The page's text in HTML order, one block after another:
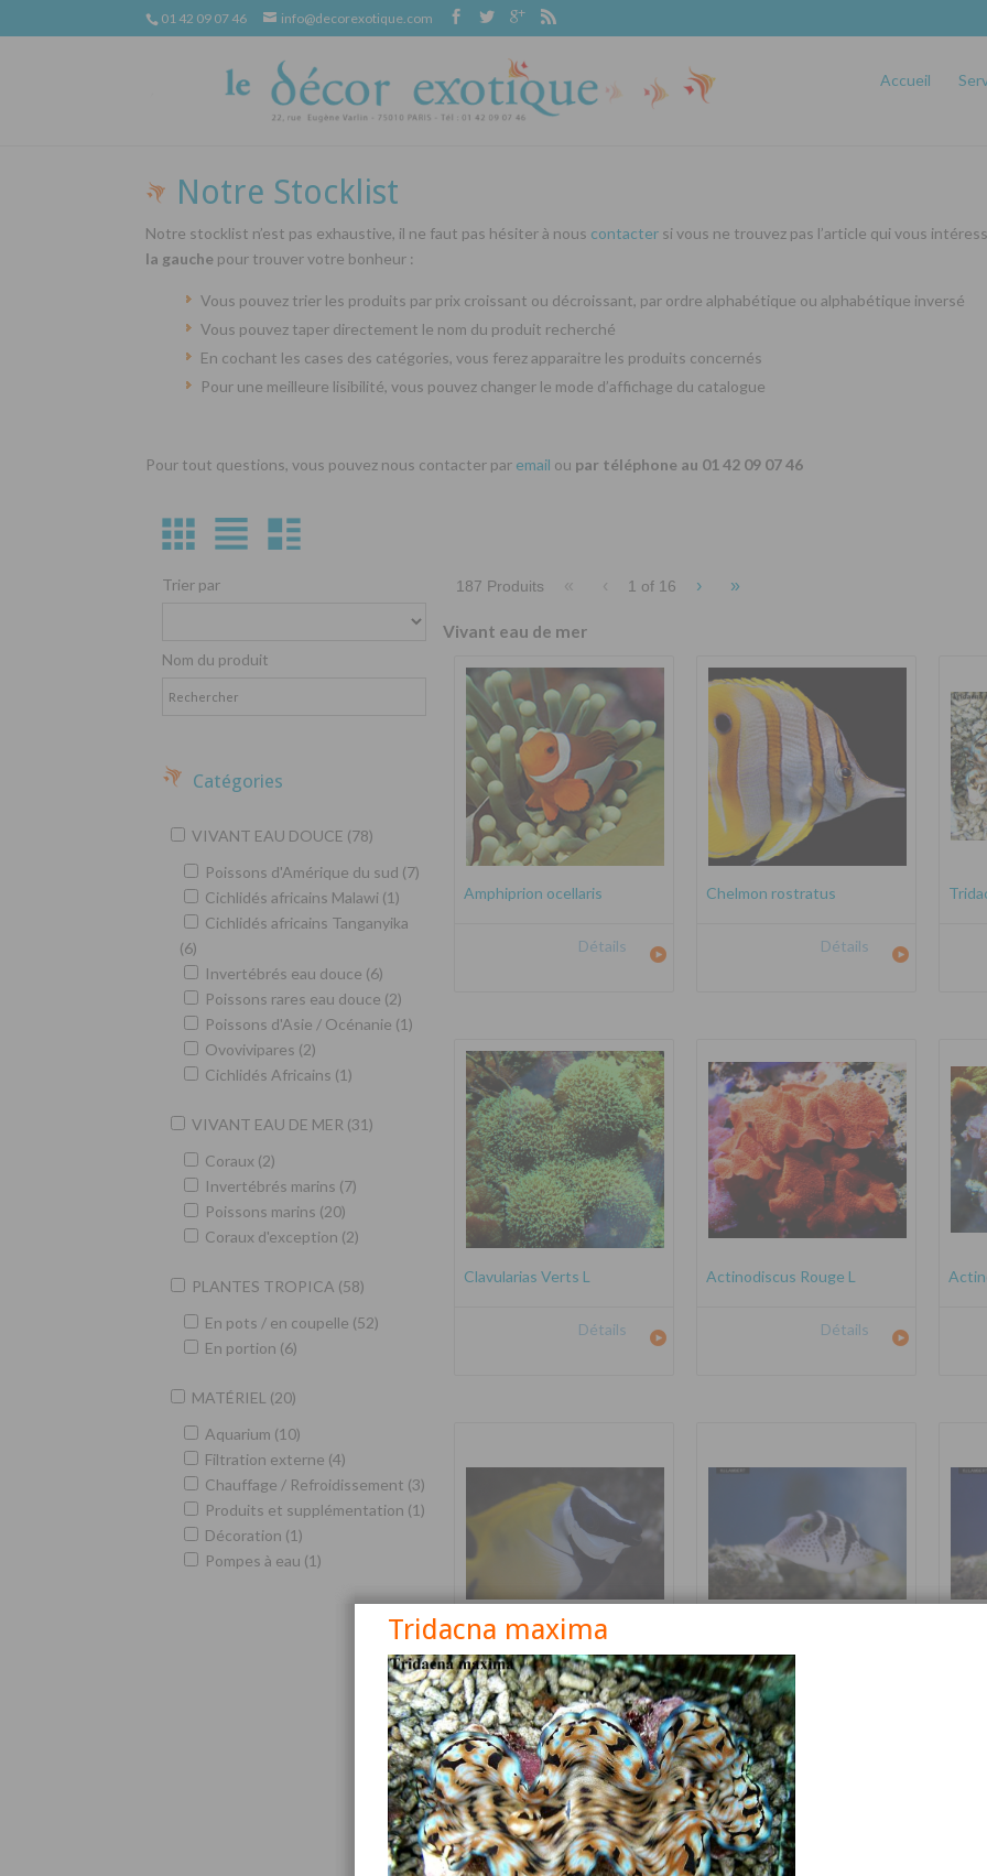
01 42 09 07 46 info@decorexotique.com
Accueil
Notre Stocklist
Notre stocklist n’est pas exhaustive, il ne faut pas hésiter à nous contacter si vous ne trouvez pas l’article qui vous
la gauche pour trouver votre bonheur :
Vous pouvez trier les produits par prix croissant ou décroissant, par ordre alphabétique ou alphabétique inversé
Vous pouvez taper directement le nom du produit recherché
En cochant les cases des catégories, vous ferez apparaitre les produits concernés
Pour une meilleure lisibilité, vous pouvez changer le mode d’affichage du catalogue
Pour tout questions, vous pouvez nous contacter par email ou par téléphone au 01 42 09 07 46
Trier par
Nom du produit
Catégories
VIVANT EAU DOUCE (78)
Poissons d'Amérique du sud (7)
Cichlidés africains Malawi (1)
Cichlidés africains Tanganyika
(6)
Invertébrés eau douce (6)
Poissons rares eau douce (2)
Poissons d'Asie / Océnanie (1)
Ovovivipares (2)
Cichlidés Africains (1)
VIVANT EAU DE MER (31)
Coraux (2)
Invertébrés marins (7)
Poissons marins (20)
Coraux d'exception (2)
PLANTES TROPICA (58)
En pots / en coupelle (52)
En portion (6)
MATÉRIEL (20)
Aquarium (10)
Filtration externe (4)
Chauffage / Refroidissement (3)
Produits et supplémentation (1)
Décoration (1)
Pompes à eau (1)
187 Produits « ‹ 1 of 16 › »
Vivant eau de mer
Amphiprion ocellaris
Détails
Chelmon rostratus
Détails
Clavularias Verts L
Détails
Actinodiscus Rouge L
Détails
Siganus vulpinus
Détails
Canthigaster valentini
Tridacna maxima